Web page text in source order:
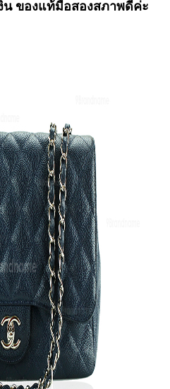
น ของแท้มือสองสภาพดีค่ะ